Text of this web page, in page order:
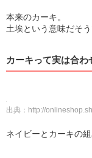
本来のカーキ。
土埃という意味だそう
カーキって実は合わ
出典： http://
ネイビーとカーキの